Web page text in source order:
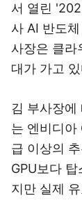
서 열린
사 AI 반도
사장은 클라
대가 가고
김 부사장에
는 엔비디아
급 이상의
GPU보다
지만 실제